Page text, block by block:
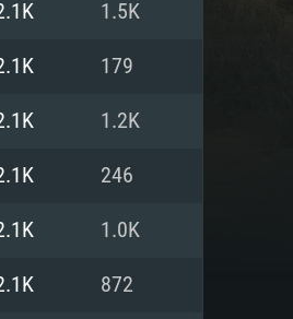
1.5K
179
1.2K
246
1.0K
872